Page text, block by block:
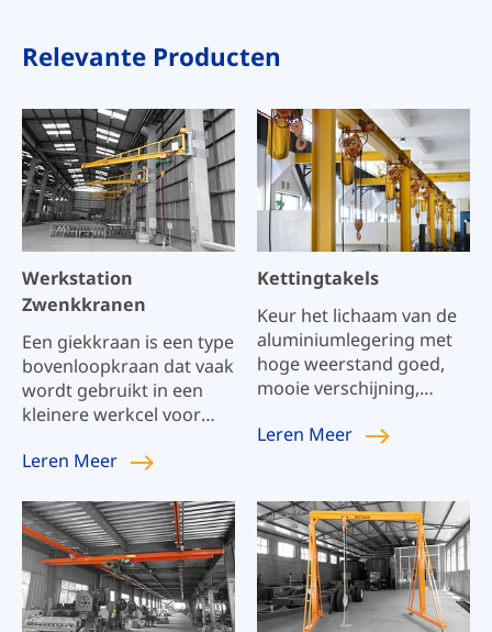
Relevante Producten
Werkstation
Zwenkkranen
Een giekkraan is een type
bovenloopkraan dat vaak
wordt gebruikt in een
kleinere werkcel voor
hijstaken. Zwenkkranen
kunnen ook worden
gekoppeld aan
brugkranen om de
productie te
maximaliseren.
Leren Meer
Kettingtakels
Keur het lichaam van de
aluminiumlegering met
hoge weerstand goed,
mooie verschijning,
grootte, lichtgewicht,
Leren Meer